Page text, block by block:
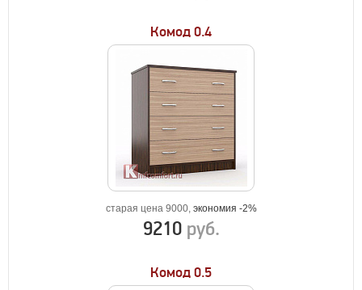
Комод 0.4
старая цена 9000, экономия -2%
9210 руб.
Комод 0.5